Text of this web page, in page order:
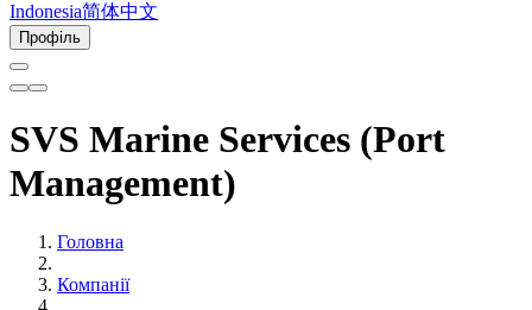
Indonesia简体中文
Профіль
SVS Marine Services (Port
Management)
Головна
Компанії